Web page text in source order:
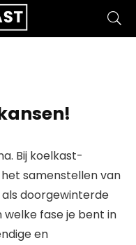
Bij koelkast-
samenstellen van
doorgewinterde
fase je bent in
en